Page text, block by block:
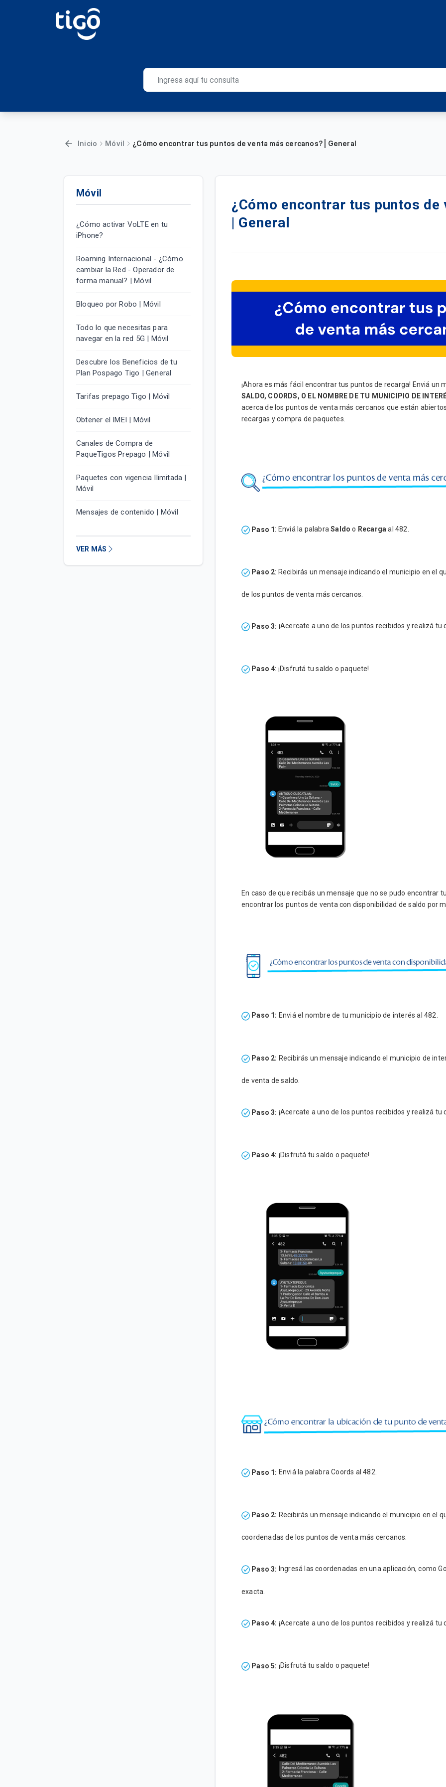
Inicio Móvil ¿Cómo encontrar tus puntos de venta más cercanos? | General
Móvil
¿Cómo activar VoLTE en tu
iPhone?
Roaming Internacional - ¿Cómo
cambiar la Red - Operador de
forma manual? | Móvil
Bloqueo por Robo | Móvil
Todo lo que necesitas para
navegar en la red 5G | Móvil
Descubre los Beneficios de tu
Plan Pospago Tigo | General
Tarifas prepago Tigo | Móvil
Obtener el IMEI | Móvil
Canales de Compra de
PaqueTigos Prepago | Móvil
Paquetes con vigencia Ilimitada |
Móvil
Mensajes de contenido | Móvil
VER MÁS
¿Cómo encontrar tus puntos de
| General
¡Ahora es más fácil encontrar tus puntos de recarga! Enviá un
SALDO, COORDS, O EL NOMBRE DE TU MUNICIPIO DE
acerca de los puntos de venta más cercanos que están
recargas y compra de paquetes.
Paso 1 : Enviá la palabraSaldo o Recargaal 482.
Paso 2: Recibirás un mensaje indicando el municipio en el
de los puntos de venta más cercanos.
Paso 3: ¡Acercate a uno de los puntos recibidos y realizá tu
Paso 4: ¡Disfrutá tu saldo o paquete!
En caso de que recibás un mensaje que no se pudo encontrar
encontrar los puntos de venta con disponibilidad de saldo por
Paso 1: Enviá el nombre de tu municipio de interés al 482.
Paso 2: Recibirás un mensaje indicando el municipio de
de venta de saldo.
Paso 3: ¡Acercate a uno de los puntos recibidos y realizá tu
Paso 4: ¡Disfrutá tu saldo o paquete!
Paso 1: Enviá la palabra Coords al 482.
Paso 2: Recibirás un mensaje indicando el municipio en el
coordenadas de los puntos de venta más cercanos.
Paso 3: Ingresá las coordenadas en una aplicación, como
exacta.
Paso 4: ¡Acercate a uno de los puntos recibidos y realizá tu
Paso 5: ¡Disfrutá tu saldo o paquete!